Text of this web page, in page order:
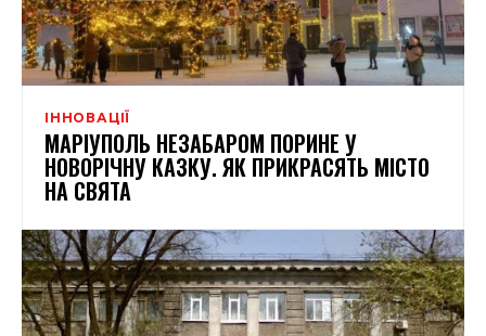
ІННОВАЦІЇ
МАРІУПОЛЬ НЕЗАБАРОМ ПОРИНЕ У
НОВОРІЧНУ КАЗКУ. ЯК ПРИКРАСЯТЬ МІСТО
НА СВЯТА